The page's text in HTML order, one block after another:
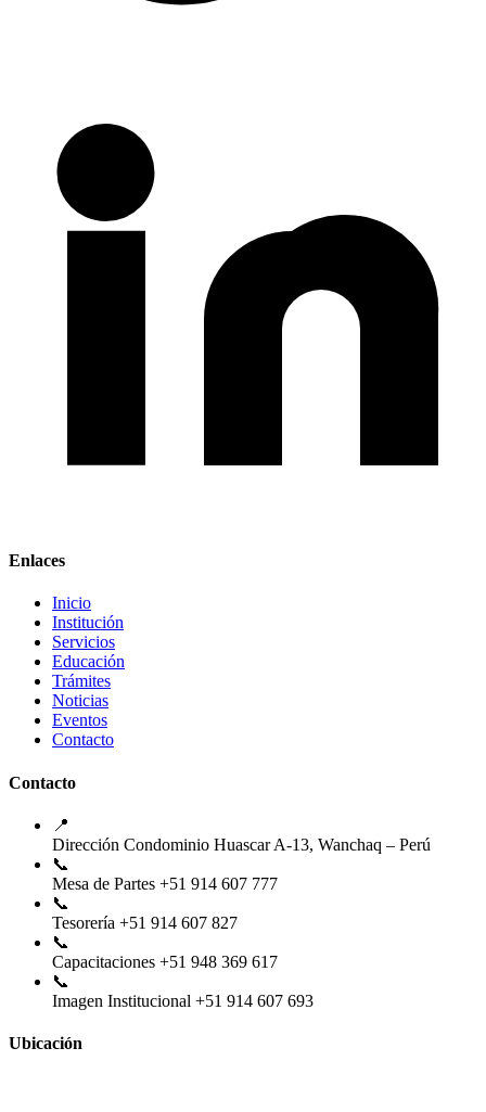
Enlaces
Inicio
Institución
Servicios
Educación
Trámites
Noticias
Eventos
Contacto
Contacto
📍
Dirección Condominio Huascar A-13, Wanchaq – Perú
📞
Mesa de Partes +51 914 607 777
📞
Tesorería +51 914 607 827
📞
Capacitaciones +51 948 369 617
📞
Imagen Institucional +51 914 607 693
Ubicación